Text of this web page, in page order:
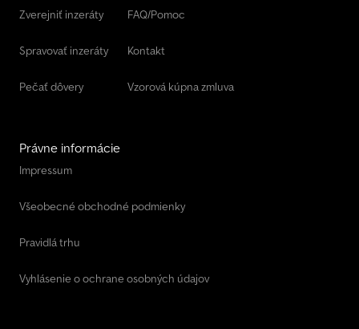
Zverejniť inzeráty
Spravovať inzeráty
Pečať dôvery
FAQ/Pomoc
Kontakt
Vzorová kúpna zmluva
Právne informácie
Impressum
Všeobecné obchodné podmienky
Pravidlá trhu
Vyhlásenie o ochrane osobných údajov